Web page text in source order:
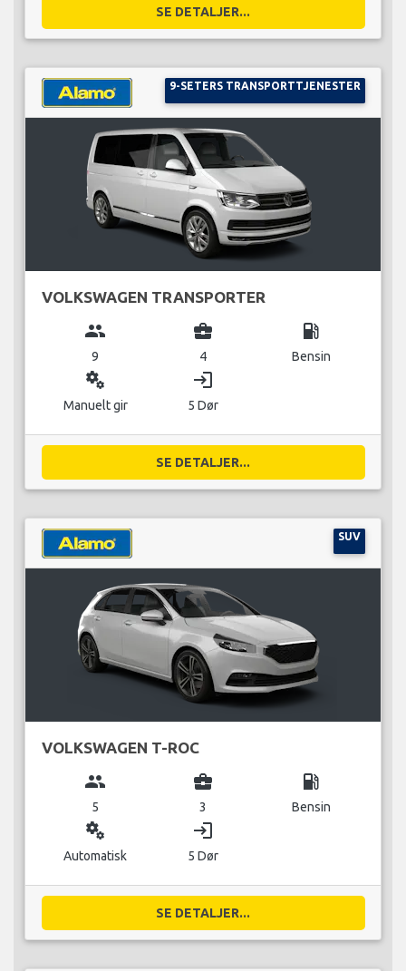
SE DETALJER...
9-SETERS TRANSPORTTJENESTER
VOLKSWAGEN TRANSPORTER
group
9
business_center
4
local_gas_station
Bensin
miscellaneous_services
Manuelt gir
login
5 Dør
SE DETALJER...
SUV
VOLKSWAGEN T-ROC
group
5
business_center
3
local_gas_station
Bensin
miscellaneous_services
Automatisk
login
5 Dør
SE DETALJER...